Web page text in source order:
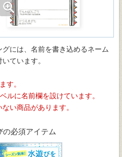
には、名前を書き込めるネーム
ています。
す。
ルに名前欄を設けています。
い商品があります。
必須アイテム